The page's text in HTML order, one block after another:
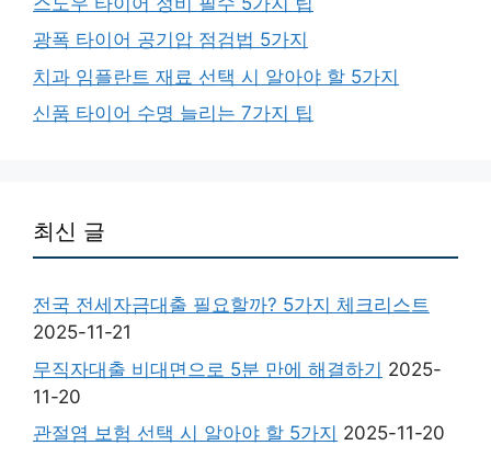
광폭 타이어 공기압 점검법 5가지
치과 임플란트 재료 선택 시 알아야 할 5가지
신품 타이어 수명 늘리는 7가지 팁
최신 글
전국 전세자금대출 필요할까? 5가지 체크리스트
2025-11-21
무직자대출 비대면으로 5분 만에 해결하기 2025-
11-20
관절염 보험 선택 시 알아야 할 5가지 2025-11-20